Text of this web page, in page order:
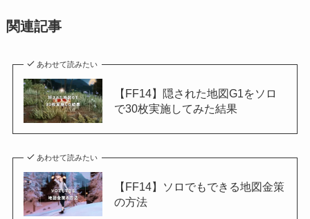
関連記事
あわせて読みたい
【FF14】隠された地図G1をソロ
で30枚実施してみた結果
あわせて読みたい
【FF14】ソロでもできる地図金策
の方法